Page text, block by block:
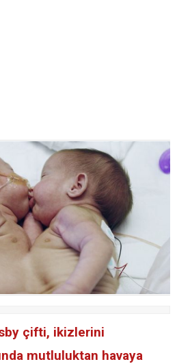
çifti, ikizlerini
mutluluktan havaya